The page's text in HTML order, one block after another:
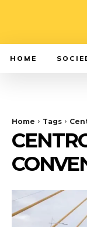
HOME
Home Tags